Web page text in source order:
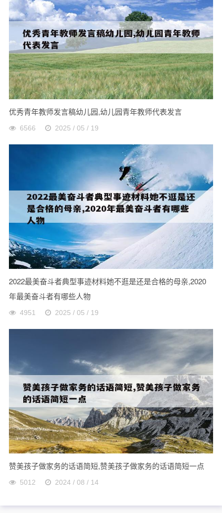
优秀青年教师发言稿幼儿园,幼儿园青年教师代表发言
6566 2025 / 05 / 19
2022最美奋斗者典型事迹材料她不逛是还是合格的母亲,2020
年最美奋斗者有哪些人物
4951 2025 / 05 / 19
赞美孩子做家务的话语简短,赞美孩子做家务的话语简短一点
5012 2024 / 08 / 14